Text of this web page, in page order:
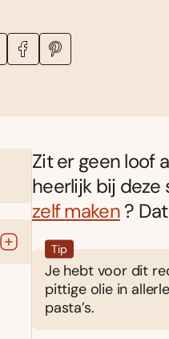
Zit er geen loof
heerlijk bij
zelf maken?
Tip
Je hebt voor dit
pittige olie in
pasta’s.